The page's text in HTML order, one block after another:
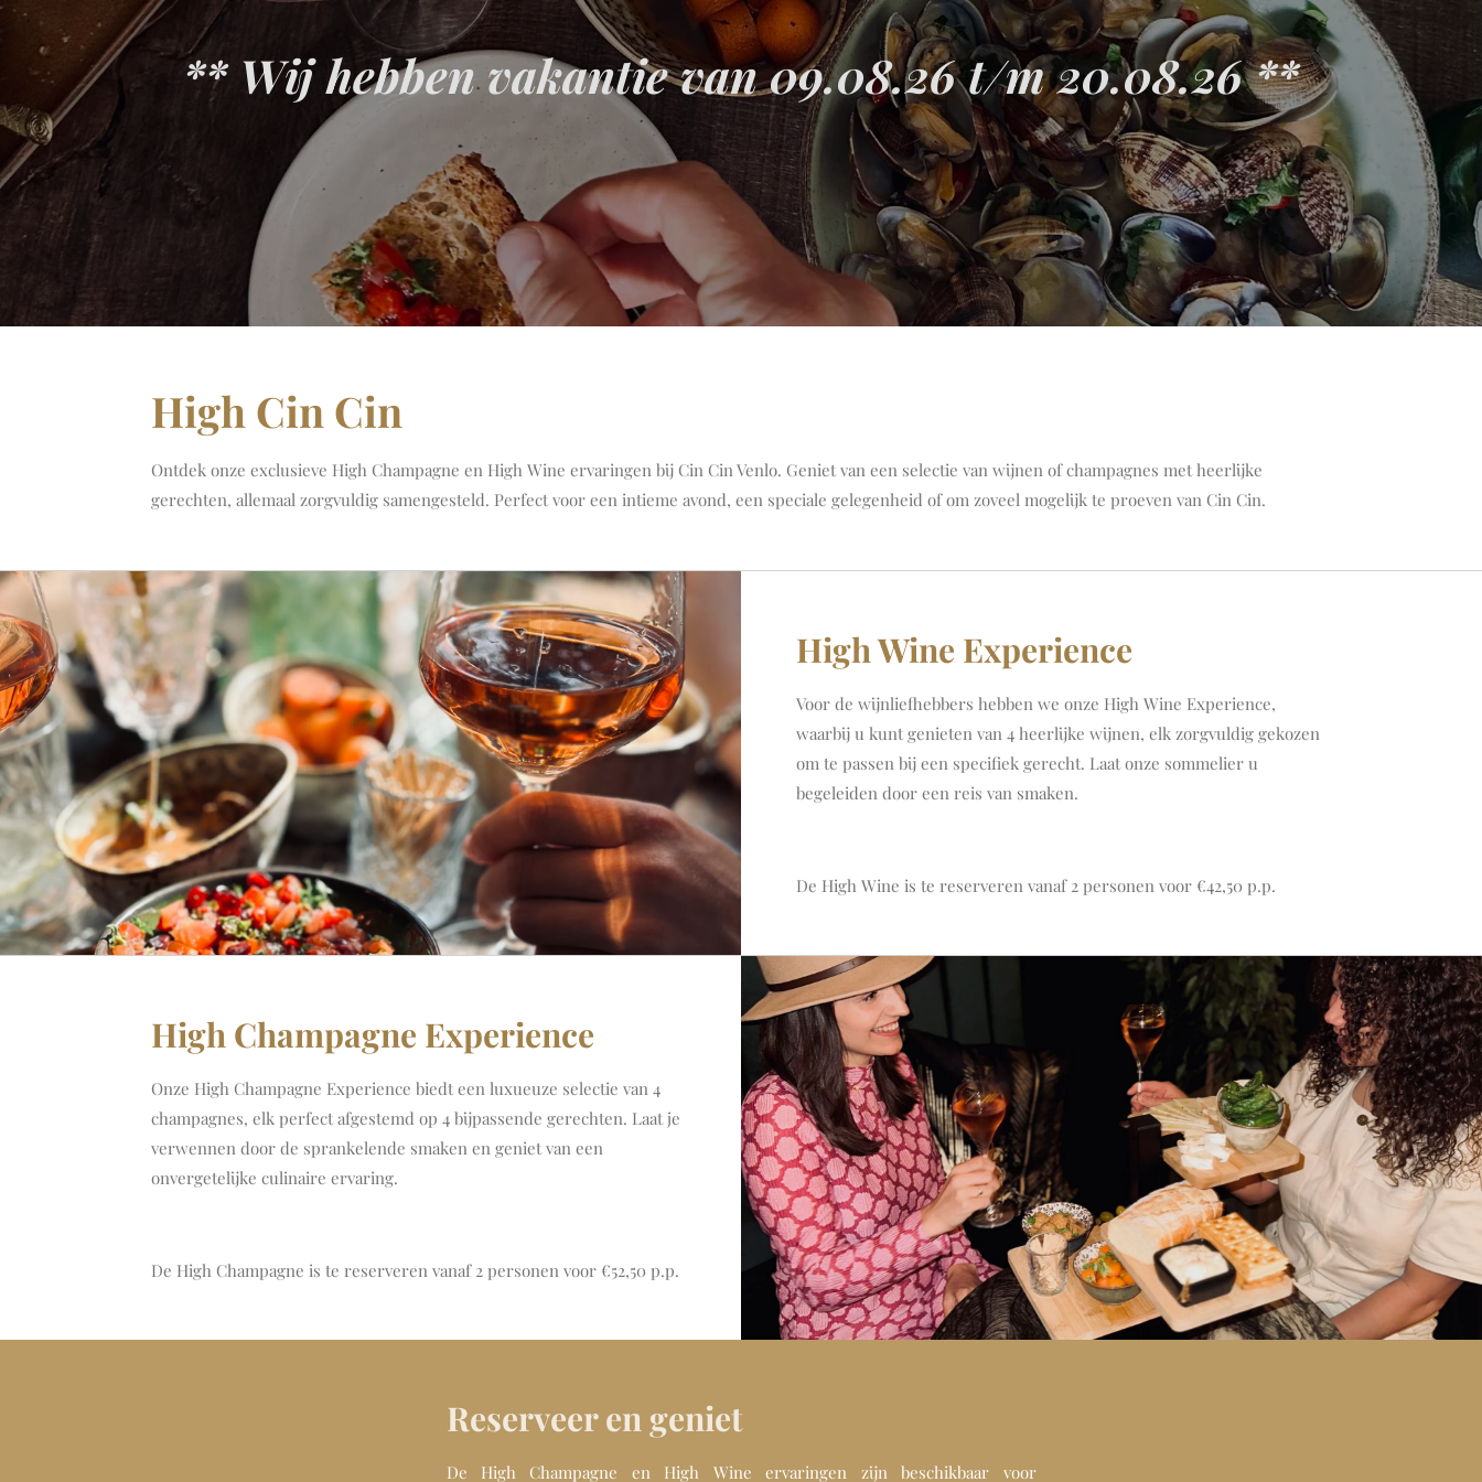
** Wij hebben vakantie van 09.08.26 t/m 20.08.26 **
High Cin Cin
Ontdek onze exclusieve High Champagne en High Wine ervaringen bij Cin Cin Venlo. Geniet van een selectie van wijnen of champagnes met heerlijke
gerechten, allemaal zorgvuldig samengesteld. Perfect voor een intieme avond, een speciale gelegenheid of om zoveel mogelijk te proeven van Cin Cin.
High Wine Experience
Voor de wijnliefhebbers hebben we onze High Wine Experience,
waarbij u kunt genieten van 4 heerlijke wijnen, elk zorgvuldig gekozen
om te passen bij een specifiek gerecht. Laat onze sommelier u
begeleiden door een reis van smaken.
De High Wine is te reserveren vanaf 2 personen voor €42,50 p.p.
High Champagne Experience
Onze High Champagne Experience biedt een luxueuze selectie van 4
champagnes, elk perfect afgestemd op 4 bijpassende gerechten. Laat je
verwennen door de sprankelende smaken en geniet van een
onvergetelijke culinaire ervaring.
De High Champagne is te reserveren vanaf 2 personen voor €52,50 p.p.
Reserveer en geniet
De High Champagne en High Wine ervaringen zijn beschikbaar voor